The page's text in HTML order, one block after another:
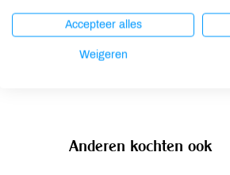
Lactose
niet
Lupine
niet
Mosterd
Anderen kochten ook
Accepteer alles
Weigeren